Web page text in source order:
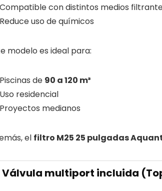
Compatible con distintos medios
Reduce uso de químicos
modelo es ideal para:
Piscinas de 90 a 120 m³
Uso residencial
Proyectos medianos
el filtro M25 25 pulgadas
Válvula multiport incluida